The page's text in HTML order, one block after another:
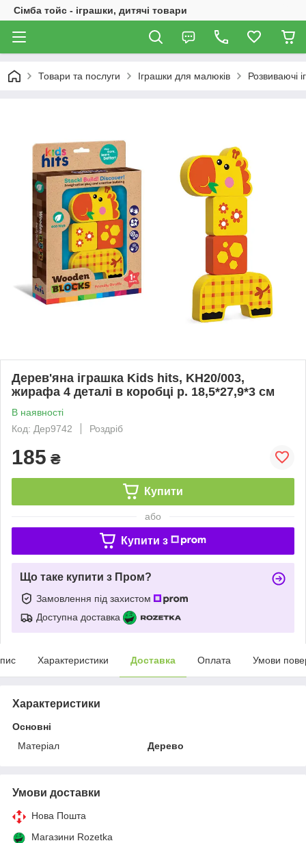
Сімба тойс - іграшки, дитячі товари
Товари та послуги Іграшки для малюків Розвиваючі
Дерев'яна іграшка Kids hits, KH20/003,
жирафа 4 деталі в коробці р. 18,5*27,9*3 см
В наявності
Код: Дер9742
Роздріб
185 ₴
Купити
або
Купити з
Що таке купити з Пром?
Замовлення під захистом
Доступна доставка
Характеристики Доставка Оплата Умови
Характеристики
Основні
Матеріал
Дерево
Умови доставки
Нова Пошта
Магазини Rozetka